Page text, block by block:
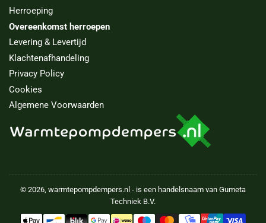
Herroeping
Overeenkomst herroepen
Levering & Levertijd
Klachtenafhandeling
Privacy Policy
Cookies
Algemene Voorwaarden
© 2026, warmtepompdempers.nl - is een handelsnaam van Gumeta
Techniek B.V.
Betaalmethoden